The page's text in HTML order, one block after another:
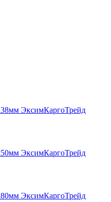
ЭксимКаргоТрейд
ЭксимКаргоТрейд
ЭксимКаргоТрейд